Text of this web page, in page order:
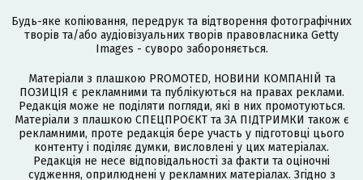
Будь-яке копіювання, передрук та відтворення фотографічних
творів та/або аудіовізуальних творів правовласника Getty
Images - суворо забороняється.
Матеріали з плашкою PROMOTED, НОВИНИ КОМПАНІЙ та
ПОЗИЦІЯ є рекламними та публікуються на правах реклами.
Редакція може не поділяти погляди, які в них промотуються.
Матеріали з плашкою СПЕЦПРОЄКТ та ЗА ПІДТРИМКИ також є
рекламними, проте редакція бере участь у підготовці цього
контенту і поділяє думки, висловлені у цих матеріалах.
Редакція не несе відповідальності за факти та оціночні
судження, оприлюднені у рекламних матеріалах. Згідно з